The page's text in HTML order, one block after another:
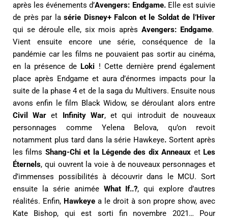
après les événements d’Avengers: Endgame.Elle est suivie
de près par lasérie Disney+ Falcon et le Soldat de l’Hiver
qui se déroule elle, six mois après Avengers: Endgame.
Vient ensuite encore une série, conséquence de la
pandémie car les films ne pouvaient pas sortir au cinéma,
en la présence de Loki ! Cette dernière prend également
place après Endgame et aura d’énormes impacts pour la
suite de la phase 4 et de la saga du Multivers. Ensuite nous
avons enfin le film Black Widow, se déroulant alors entre
Civil War et Infinity War, et qui introduit de nouveaux
personnages comme Yelena Belova, qu’on revoit
notamment plus tard dans la série Hawkeye. Sortent après
les films Shang-Chi et la Légende des dix Anneaux et Les
Éternels, qui ouvrent la voie à de nouveaux personnages et
d’immenses possibilités à découvrir dans le MCU. Sort
ensuite la série animée What If..?, qui explore d’autres
réalités. Enfin, Hawkeye a le droit à son propre show, avec
Kate Bishop, qui est sorti fin novembre 2021… Pour